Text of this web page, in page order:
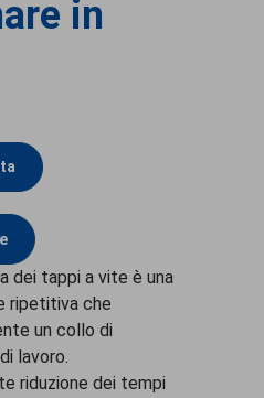
in
dei tappi a vite è una
ripetitiva che
un collo di
lavoro.
riduzione dei tempi